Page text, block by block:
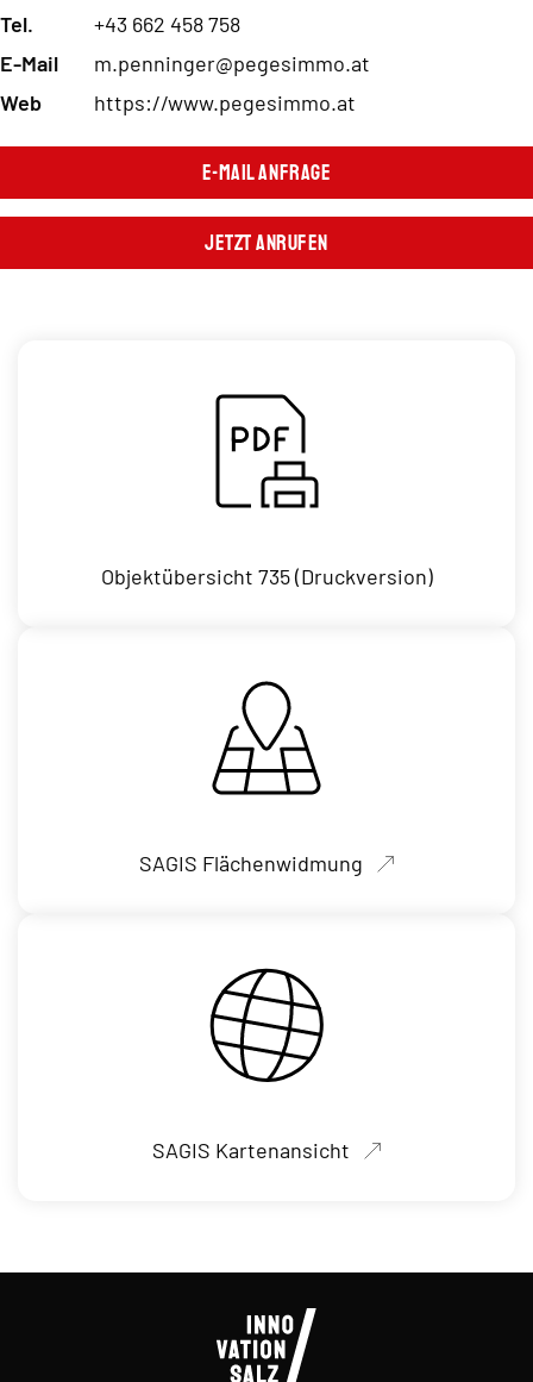
Tel.
+43 662 458 758
E-Mail
m.penninger@pegesimmo.at
Web
https://www.pegesimmo.at
E-Mail Anfrage
Jetzt Anrufen
Objektübersicht 735 (Druckversion)
SAGIS Flächenwidmung
SAGIS Kartenansicht